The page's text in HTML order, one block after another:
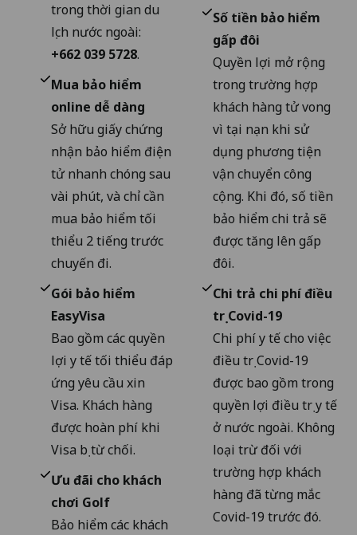
trong thời gian du
lịch nước ngoài:
+662 039 5728.
Mua bảo hiểm
online dễ dàng
Sở hữu giấy chứng
nhận bảo hiểm điện
tử nhanh chóng sau
vài phút, và chỉ cần
mua bảo hiểm tối
thiểu 2 tiếng trước
chuyến đi.
Gói bảo hiểm
EasyVisa
Bao gồm các quyền
lợi y tế tối thiểu đáp
ứng yêu cầu xin
Visa. Khách hàng
được hoàn phí khi
Visa bị từ chối.
Ưu đãi cho khách
chơi Golf
Bảo hiểm các khách
Số tiền bảo hiểm
gấp đôi
Quyền lợi mở rộng
trong trường hợp
khách hàng tử vong
vì tại nạn khi sử
dụng phương tiện
vận chuyển công
cộng. Khi đó, số tiền
bảo hiểm chi trả sẽ
được tăng lên gấp
đôi.
Chi trả chi phí điều
trị Covid-19
Chi phí y tế cho việc
điều trị Covid-19
được bao gồm trong
quyền lợi điều trị y tế
ở nước ngoài. Không
loại trừ đối với
trường hợp khách
hàng đã từng mắc
Covid-19 trước đó.